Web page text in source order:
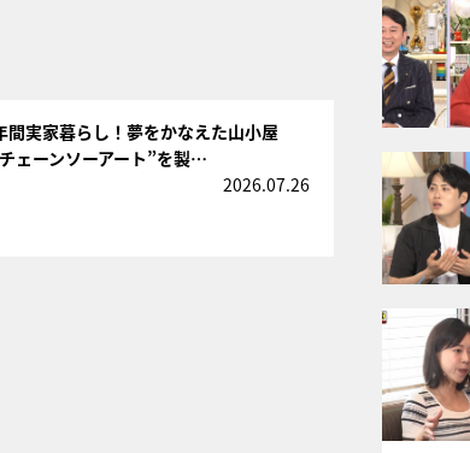
間実家暮らし！夢をかなえた山小屋
ェーンソーアート”を製…
2026.07.26